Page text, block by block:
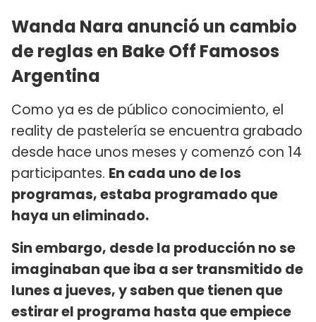
Wanda Nara anunció un cambio
de reglas en Bake Off Famosos
Argentina
Como ya es de público conocimiento, el
reality de pastelería se encuentra grabado
desde hace unos meses y comenzó con 14
participantes. En cada uno de los
programas, estaba programado que
haya un eliminado.
Sin embargo, desde la producción no se
imaginaban que iba a ser transmitido de
lunes a jueves, y saben que tienen que
estirar el programa hasta que empiece